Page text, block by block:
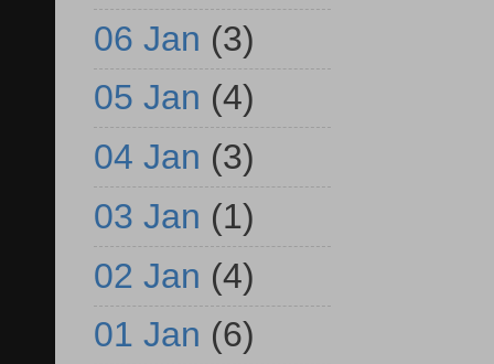
06 Jan (3)
05 Jan (4)
04 Jan (3)
03 Jan (1)
02 Jan (4)
01 Jan (6)